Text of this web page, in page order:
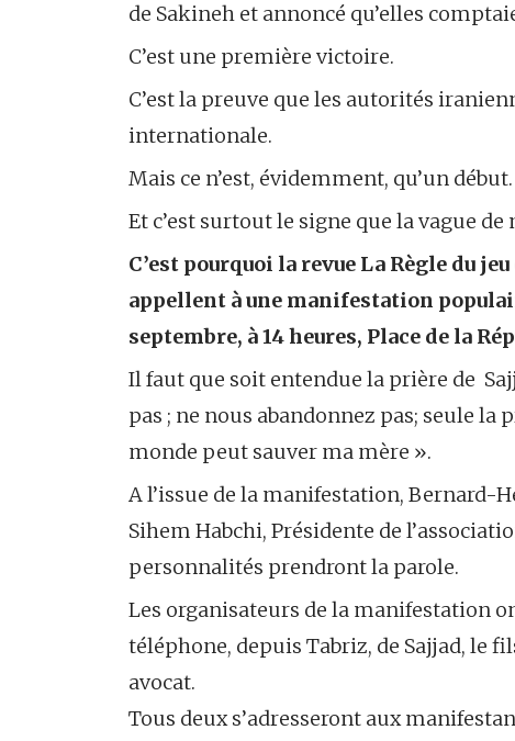
de Sakineh et annoncé qu’elles
C’est une première victoire.
C’est la preuve que les autorités
internationale.
Mais ce n’est, évidemment, qu’un début.
Et c’est surtout le signe que la vague
C’est pourquoi la revue La Règle du
appellent à une manifestation
septembre, à 14 heures, Place de la
Il faut que soit entendue la prière de
pas ; ne nous abandonnez pas; seule
monde peut sauver ma mère ».
A l’issue de la manifestation, Bernard-
Sihem Habchi, Présidente de
personnalités prendront la parole.
Les organisateurs de la manifestation
téléphone, depuis Tabriz, de Sajjad, le
avocat.
Tous deux s’adresseront aux